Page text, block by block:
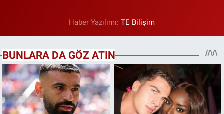
Haber Yazılımı: TE Bilişim